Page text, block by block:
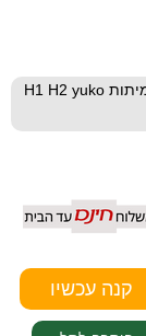
החלקה יפנית מבית יוקו סיסטם להחלקת שיער לצמיתות H1 H2 yuko